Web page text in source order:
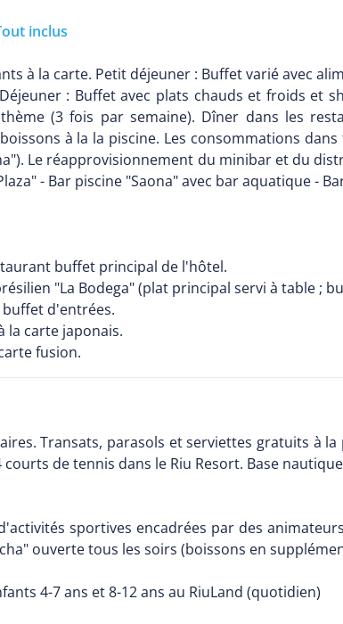
inclus
à la carte. Petit déjeuner : Buffet varié avec
: Buffet avec plats chauds et froids et
(3 fois par semaine). Dîner dans les
à la la piscine. Les consommations
Le réapprovisionnement du minibar et du
- Bar piscine "Saona" avec bar aquatique -
buffet principal de l'hôtel.
"La Bodega" (plat principal servi à table ;
d'entrées.
la carte japonais.
fusion.
Transats, parasols et serviettes gratuits à
de tennis dans le Riu Resort. Base
sportives encadrées par des
ouverte tous les soirs (boissons en
4-7 ans et 8-12 ans au RiuLand (quotidien)